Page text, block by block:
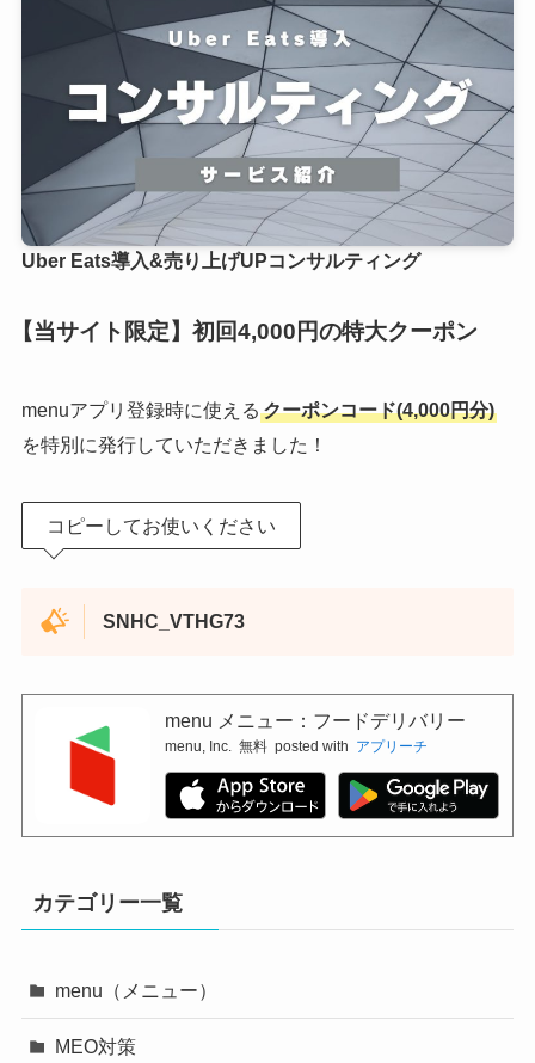
Uber Eats導入&売り上げUPコンサルティング
【当サイト限定】初回4,000円の特大クーポン
menuアプリ登録時に使える クーポンコード(4,000円分)
を特別に発行していただきました！
コピーしてお使いください
SNHC_VTHG73
menu メニュー：フードデリバリー
menu, Inc. 無料 posted with アプリーチ
カテゴリー一覧
menu（メニュー）
MEO対策